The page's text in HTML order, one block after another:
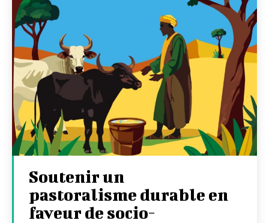
Soutenir un
pastoralisme durable en
faveur de socio-